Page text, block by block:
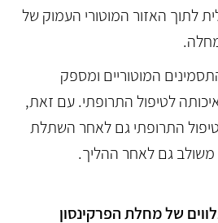
לתוך האזור המוטורי העמוק של
המוטוריים ומספק
לטיפול התרופתי. עם זאת,
התרופתי גם לאחר השתלת
משולב גם לאחר ההליך.
של מחלת הפרקינסון